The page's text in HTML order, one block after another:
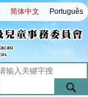
Português
简体中文